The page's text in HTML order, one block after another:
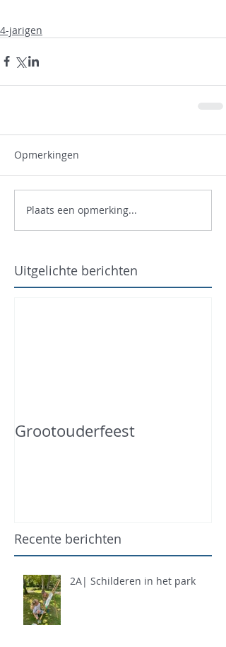
4-jarigen
Opmerkingen
Plaats een opmerking...
Uitgelichte berichten
Grootouderfeest
Recente berichten
2A| Schilderen in het park